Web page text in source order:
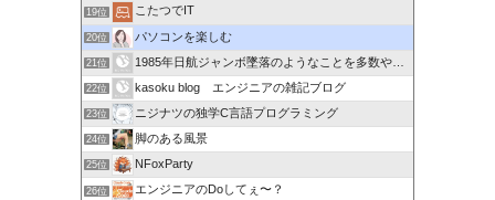
19位 こたつでIT
20位 パソコンを楽しむ
21位 1985年日航ジャンボ墜落のようなことを多数やらせるのは誰か
22位 kasoku blog エンジニアの雑記ブログ
23位 ニジナツの独学C言語プログラミング
24位 脚のある風景
25位 NFoxParty
26位 エンジニアのDoしてぇ〜？